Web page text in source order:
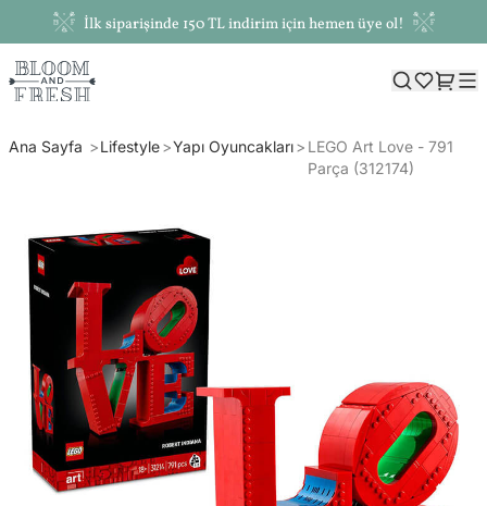
İlk siparişinde 150 TL indirim için hemen üye ol!
Ana Sayfa Lifestyle Yapı Oyuncakları
LEGO Art Love - 791
Parça (312174)